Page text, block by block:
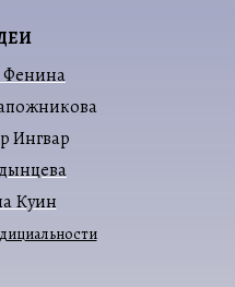
Фенина
Ингвар
Куин